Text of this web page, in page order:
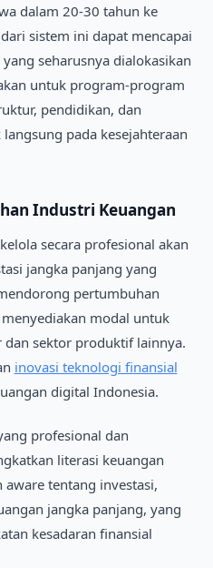
dalam 20-30 tahun ke
sistem ini dapat mencapai
seharusnya dialokasikan
untuk program-program
pendidikan, dan
pada kesejahteraan
Industri Keuangan
secara profesional akan
jangka panjang yang
pertumbuhan
modal untuk
sektor produktif lainnya.
inovasi teknologi finansial
digital Indonesia.
profesional dan
literasi keuangan
tentang investasi,
jangka panjang, yang
kesadaran finansial